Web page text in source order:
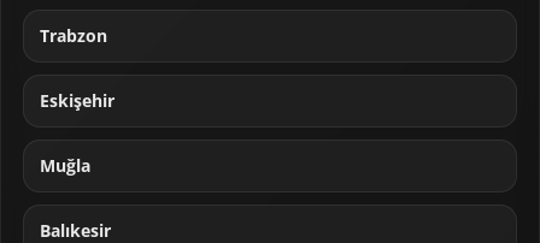
Trabzon
Eskişehir
Muğla
Balıkesir